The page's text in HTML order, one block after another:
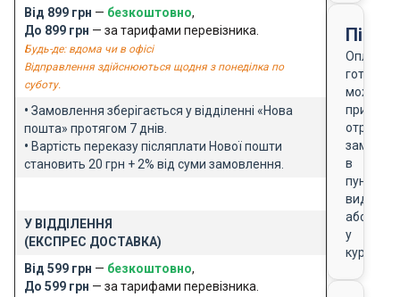
Від 899 грн — безкоштовно,
До 899 грн — за тарифами перевізника.
Будь-де: вдома чи в офісі
Відправлення здійснюються щодня з понеділка по
суботу.
• Замовлення зберігається у відділенні «Нова
пошта» протягом 7 днів.
• Вартість переказу післяплати Нової пошти
становить 20 грн + 2% від суми замовлення.
У ВІДДІЛЕННЯ
(ЕКСПРЕС ДОСТАВКА)
Від 599 грн — безкоштовно,
До 599 грн — за тарифами перевізника.
Оплата
готівкою
можлива
при
в
пункті
видачі
або
у
кур'єра